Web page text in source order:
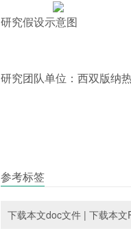
研究假设示意图
研究团队单位：西双版纳
参考标签
下载本文doc文件 | 下载本文